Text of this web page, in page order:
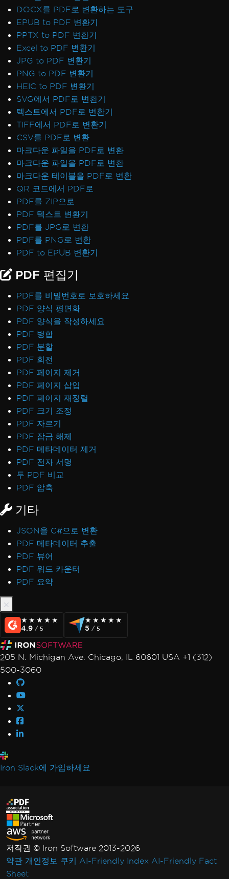
DOCX를 PDF로 변환하는 도구
EPUB to PDF 변환기
PPTX to PDF 변환기
Excel to PDF 변환기
JPG to PDF 변환기
PNG to PDF 변환기
HEIC to PDF 변환기
SVG에서 PDF로 변환기
텍스트에서 PDF로 변환기
TIFF에서 PDF로 변환기
CSV를 PDF로 변환
마크다운 파일을 PDF로 변환
마크다운 파일을 PDF로 변환
마크다운 테이블을 PDF로 변환
QR 코드에서 PDF로
PDF를 ZIP으로
PDF 텍스트 변환기
PDF를 JPG로 변환
PDF를 PNG로 변환
PDF to EPUB 변환기
PDF 편집기
PDF를 비밀번호로 보호하세요
PDF 양식 평면화
PDF 양식을 작성하세요
PDF 병합
PDF 분할
PDF 회전
PDF 페이지 제거
PDF 페이지 삽입
PDF 페이지 재정렬
PDF 크기 조정
PDF 자르기
PDF 잠금 해제
PDF 메타데이터 제거
PDF 전자 서명
두 PDF 비교
PDF 압축
기타
JSON을 C#으로 변환
PDF 메타데이터 추출
PDF 뷰어
PDF 워드 카운터
PDF 요약
★★★★★
★★★★★
4.9 / 5
★★★★★
★★★★★
5 / 5
205 N. Michigan Ave. Chicago, IL 60601 USA +1 (312)
500-3060
Iron Slack에 가입하세요
저작권 © Iron Software 2013-2026
약관 개인정보 쿠키 AI-Friendly Index AI-Friendly Fact
Sheet